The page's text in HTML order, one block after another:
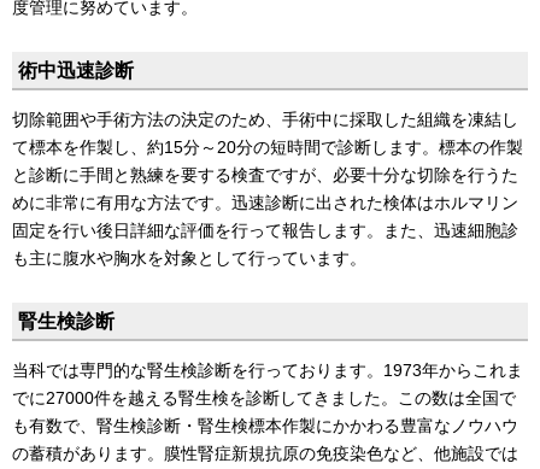
度管理に努めています。
術中迅速診断
切除範囲や手術方法の決定のため、手術中に採取した組織を凍結し
て標本を作製し、約15分～20分の短時間で診断します。標本の作製
と診断に手間と熟練を要する検査ですが、必要十分な切除を行うた
めに非常に有用な方法です。迅速診断に出された検体はホルマリン
固定を行い後日詳細な評価を行って報告します。また、迅速細胞診
も主に腹水や胸水を対象として行っています。
腎生検診断
当科では専門的な腎生検診断を行っております。1973年からこれま
でに27000件を越える腎生検を診断してきました。この数は全国で
も有数で、腎生検診断・腎生検標本作製にかかわる豊富なノウハウ
の蓄積があります。膜性腎症新規抗原の免疫染色など、他施設では